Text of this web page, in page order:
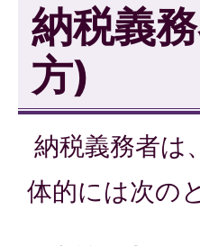
納税義
方)
納税義務者は
体的には次の